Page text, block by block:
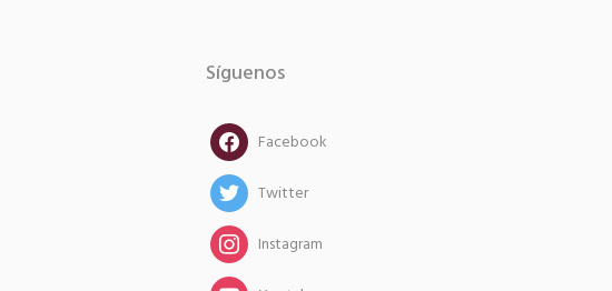
Síguenos
facebookFacebook
twitterTwitter
instagramInstagram